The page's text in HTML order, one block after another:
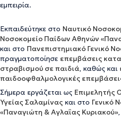
εμπειρία.
Εκπαιδεύτηκε στο Ναυτικό
Νοσοκομείο Παίδων Αθηνών
και στο Πανεπιστημιακό Γενικό
πραγματοποίησε επεμβάσεις
στραβισμού σε παιδιά, καθώς και
παιδοοφθαλμολογικές
Σήμερα εργάζεται ως Επιμελητής
Υγείας Σαλαμίνας και στο Γενικό
«Παναγιώτη & Αγλαΐας Κυριακού»